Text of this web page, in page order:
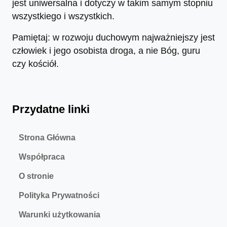
jest uniwersalna i dotyczy w takim samym stopniu
wszystkiego i wszystkich.
Pamiętaj: w rozwoju duchowym najważniejszy jest
człowiek i jego osobista droga, a nie Bóg, guru
czy kościół.
Przydatne linki
Strona Główna
Współpraca
O stronie
Polityka Prywatności
Warunki użytkowania